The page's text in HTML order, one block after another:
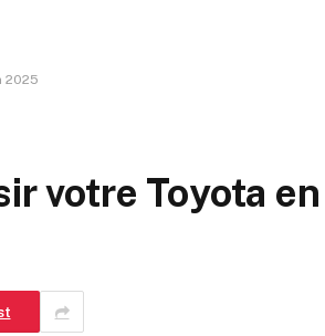
2025
votre Toyota